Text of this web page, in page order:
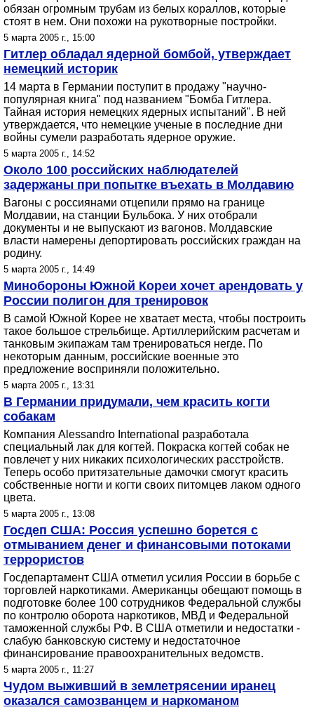
обязан огромным трубам из белых кораллов, которые
стоят в нем. Они похожи на рукотворные постройки.
5 марта 2005 г., 15:00
Гитлер обладал ядерной бомбой, утверждает
немецкий историк
14 марта в Германии поступит в продажу "научно-
популярная книга" под названием "Бомба Гитлера.
Тайная история немецких ядерных испытаний". В ней
утверждается, что немецкие ученые в последние дни
войны сумели разработать ядерное оружие.
5 марта 2005 г., 14:52
Около 100 российских наблюдателей
задержаны при попытке въехать в Молдавию
Вагоны с россиянами отцепили прямо на границе
Молдавии, на станции Бульбока. У них отобрали
документы и не выпускают из вагонов. Молдавские
власти намерены депортировать российских граждан на
родину.
5 марта 2005 г., 14:49
Минобороны Южной Кореи хочет арендовать у
России полигон для тренировок
В самой Южной Корее не хватает места, чтобы построить
такое большое стрельбище. Артиллерийским расчетам и
танковым экипажам там тренироваться негде. По
некоторым данным, российские военные это
предложение восприняли положительно.
5 марта 2005 г., 13:31
В Германии придумали, чем красить когти
собакам
Компания Alessandro International разработала
специальный лак для когтей. Покраска когтей собак не
повлечет у них никаких психологических расстройств.
Теперь особо притязательные дамочки смогут красить
собственные ногти и когти своих питомцев лаком одного
цвета.
5 марта 2005 г., 13:08
Госдеп США: Россия успешно борется с
отмыванием денег и финансовыми потоками
террористов
Госдепартамент США отметил усилия России в борьбе с
торговлей наркотиками. Американцы обещают помощь в
подготовке более 100 сотрудников Федеральной службы
по контролю оборота наркотиков, МВД и Федеральной
таможенной службы РФ. В США отметили и недостатки -
слабую банковскую систему и недостаточное
финансирование правоохранительных ведомств.
5 марта 2005 г., 11:27
Чудом выживший в землетрясении иранец
оказался самозванцем и наркоманом